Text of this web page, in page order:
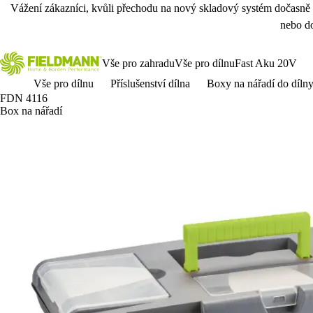
Vážení zákazníci, kvůli přechodu na nový skladový systém
nebo
Vše pro zahraduVše pro dílnuFast Aku 20V
Vše pro dílnu
Příslušenství dílna
Boxy na nářadí do dílny
FDN 4116
Box na nářadí